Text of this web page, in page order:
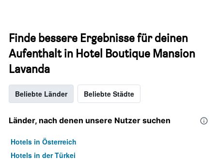
Finde bessere Ergebnisse für deinen
Aufenthalt in Hotel Boutique Mansion
Lavanda
Beliebte Länder Beliebte Städte
Länder, nach denen unsere Nutzer suchen
Hotels in Österreich
Hotels in der Türkei